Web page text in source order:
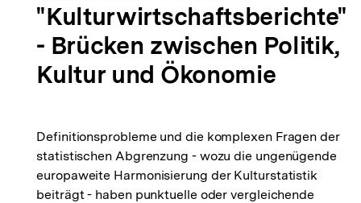
"Kulturwirtschaftsberichte"
- Brücken zwischen Politik,
Kultur und Ökonomie
Definitionsprobleme und die komplexen Fragen der
statistischen Abgrenzung - wozu die ungenügende
europaweite Harmonisierung der Kulturstatistik
beiträgt - haben punktuelle oder vergleichende